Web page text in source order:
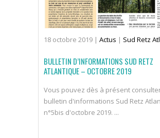
18 octobre 2019 | Actus | Sud Retz
BULLETIN D’INFORMATIONS SUD RETZ
ATLANTIQUE – OCTOBRE 2019
Vous pouvez dès à présent
bulletin d'informations Sud Retz
n°5bis d'octobre 2019. ...